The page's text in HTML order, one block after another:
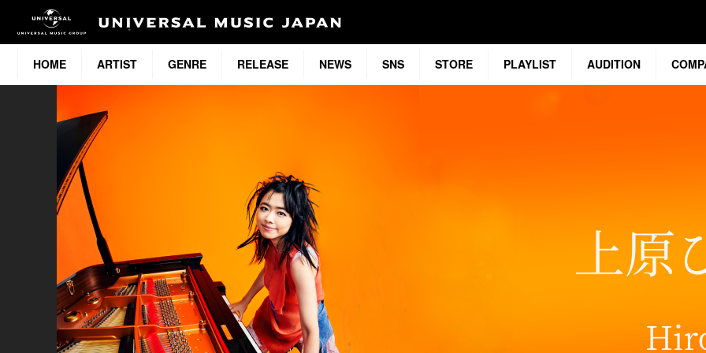
HOME ARTIST GENRE RELEASE NEWS SNS STORE PLAYLIST AUDITION